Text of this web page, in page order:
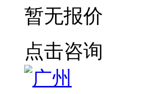
暂无报价
点击咨询